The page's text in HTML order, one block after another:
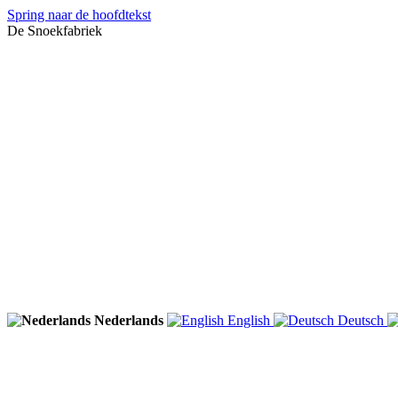
Spring naar de hoofdtekst
De Snoekfabriek
Nederlands English Deutsch